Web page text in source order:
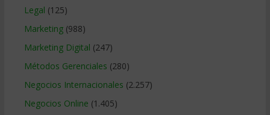
Legal (125)
Marketing(988)
Marketing Digital (247)
Métodos Gerenciales (280)
Negocios Internacionales (2.257)
Negocios Online (1.405)